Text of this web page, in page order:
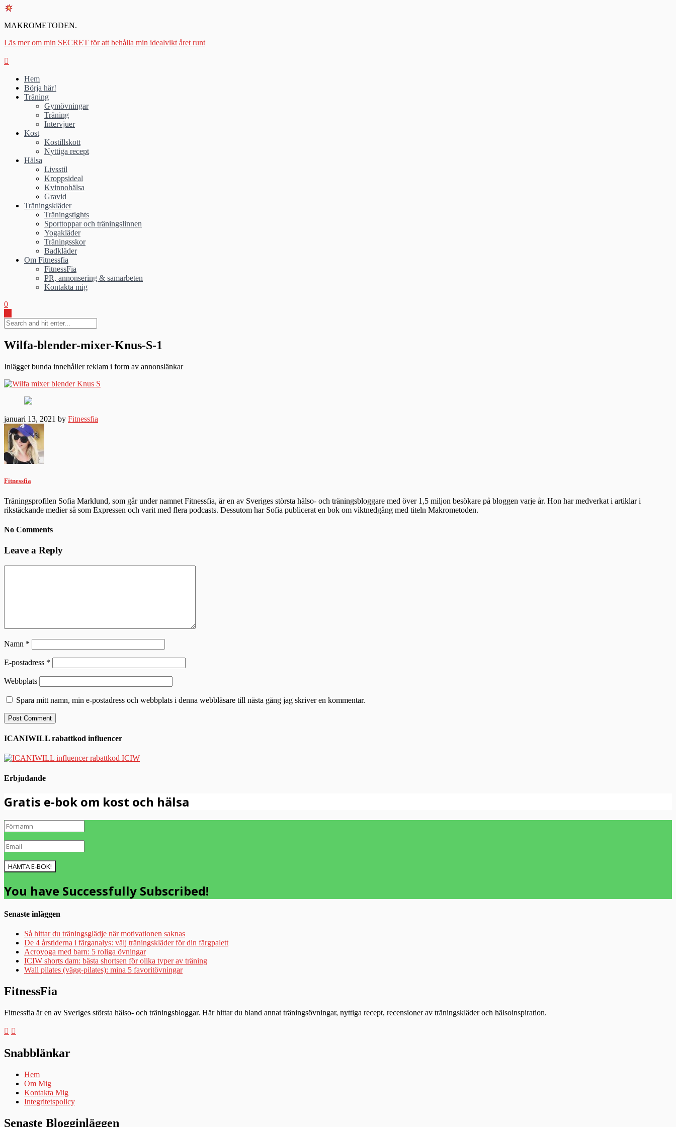
MAKROMETODEN.
Läs mer om min SECRET för att behålla min idealvikt året runt
Hem
Börja här!
Träning
Gymövningar
Träning
Intervjuer
Kost
Kostillskott
Nyttiga recept
Hälsa
Livsstil
Kroppsideal
Kvinnohälsa
Gravid
Träningskläder
Träningstights
Sporttoppar och träningslinnen
Yogakläder
Träningsskor
Badkläder
Om Fitnessfia
FitnessFia
PR, annonsering & samarbeten
Kontakta mig
0
Wilfa-blender-mixer-Knus-S-1
Inlägget bunda innehåller reklam i form av annonslänkar
januari 13, 2021 by Fitnessfia
Fitnessfia
Träningsprofilen Sofia Marklund, som går under namnet Fitnessfia, är en av Sveriges största hälso- och träningsbloggare med över 1,5 miljon besökare på bloggen varje år. Hon har medverkat i artiklar i
rikstäckande medier så som Expressen och varit med flera podcasts. Dessutom har Sofia publicerat en bok om viktnedgång med titeln Makrometoden.
No Comments
Leave a Reply
Namn *
E-postadress *
Webbplats
Spara mitt namn, min e-postadress och webbplats i denna webbläsare till nästa gång jag skriver en kommentar.
ICANIWILL rabattkod influencer
Erbjudande
Gratis e-bok om kost och hälsa
HÄMTA E-BOK!
You have Successfully Subscribed!
Senaste inläggen
Så hittar du träningsglädje när motivationen saknas
De 4 årstiderna i färganalys: välj träningskläder för din färgpalett
Acroyoga med barn: 5 roliga övningar
ICIW shorts dam: bästa shortsen för olika typer av träning
Wall pilates (vägg-pilates): mina 5 favoritövningar
FitnessFia
Fitnessfia är en av Sveriges största hälso- och träningsbloggar. Här hittar du bland annat träningsövningar, nyttiga recept, recensioner av träningskläder och hälsoinspiration.
Snabblänkar
Hem
Om Mig
Kontakta Mig
Integritetspolicy
Senaste Blogginläggen